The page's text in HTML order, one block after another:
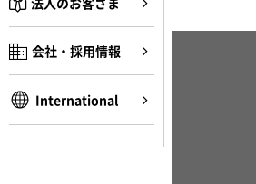
会社・採用情報
International